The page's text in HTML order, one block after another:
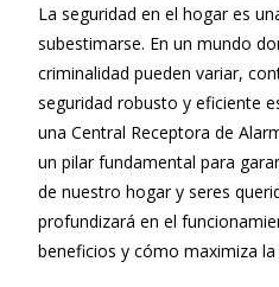
La seguridad en el hogar es
subestimarse. En un mundo
criminalidad pueden variar,
seguridad robusto y eficiente
una Central Receptora de
un pilar fundamental para
de nuestro hogar y seres
profundizará en el
beneficios y cómo maximiza